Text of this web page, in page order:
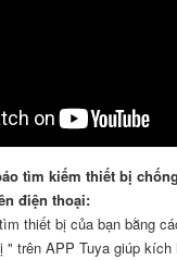
tìm kiếm thiết bị
điện thoại:
thiết bị của bạn bằng
" trên APP Tuya giúp kích